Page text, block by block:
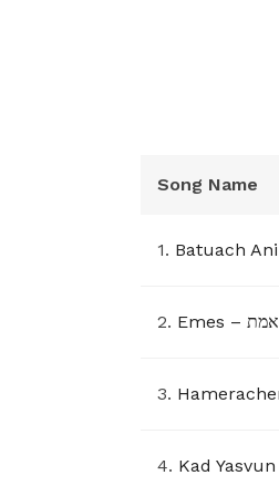
Song Name
1.
2. Emes – אמת
3.
4.